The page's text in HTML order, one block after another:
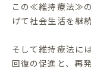
この≪維持療法≫
げて社会生活を継
そして維持療法に
回復の促進と、再